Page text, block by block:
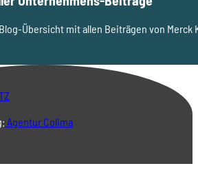
Übersicht mit allen Beiträgen von
Agentur Colima